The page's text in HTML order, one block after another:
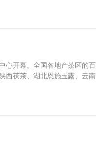
开幕。全国各地产茶区的
茯茶、湖北恩施玉露、云南